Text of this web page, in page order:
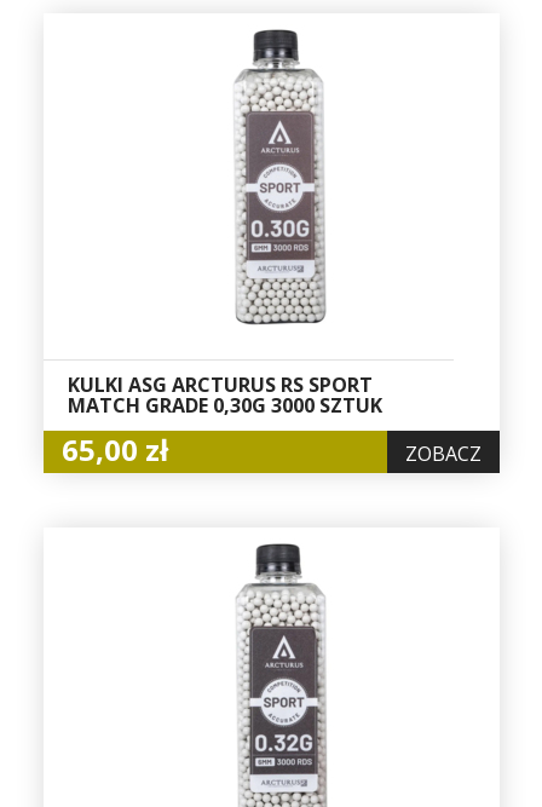
KULKI ASG ARCTURUS RS SPORT
MATCH GRADE 0,30G 3000 SZTUK
65,00 zł ZOBACZ